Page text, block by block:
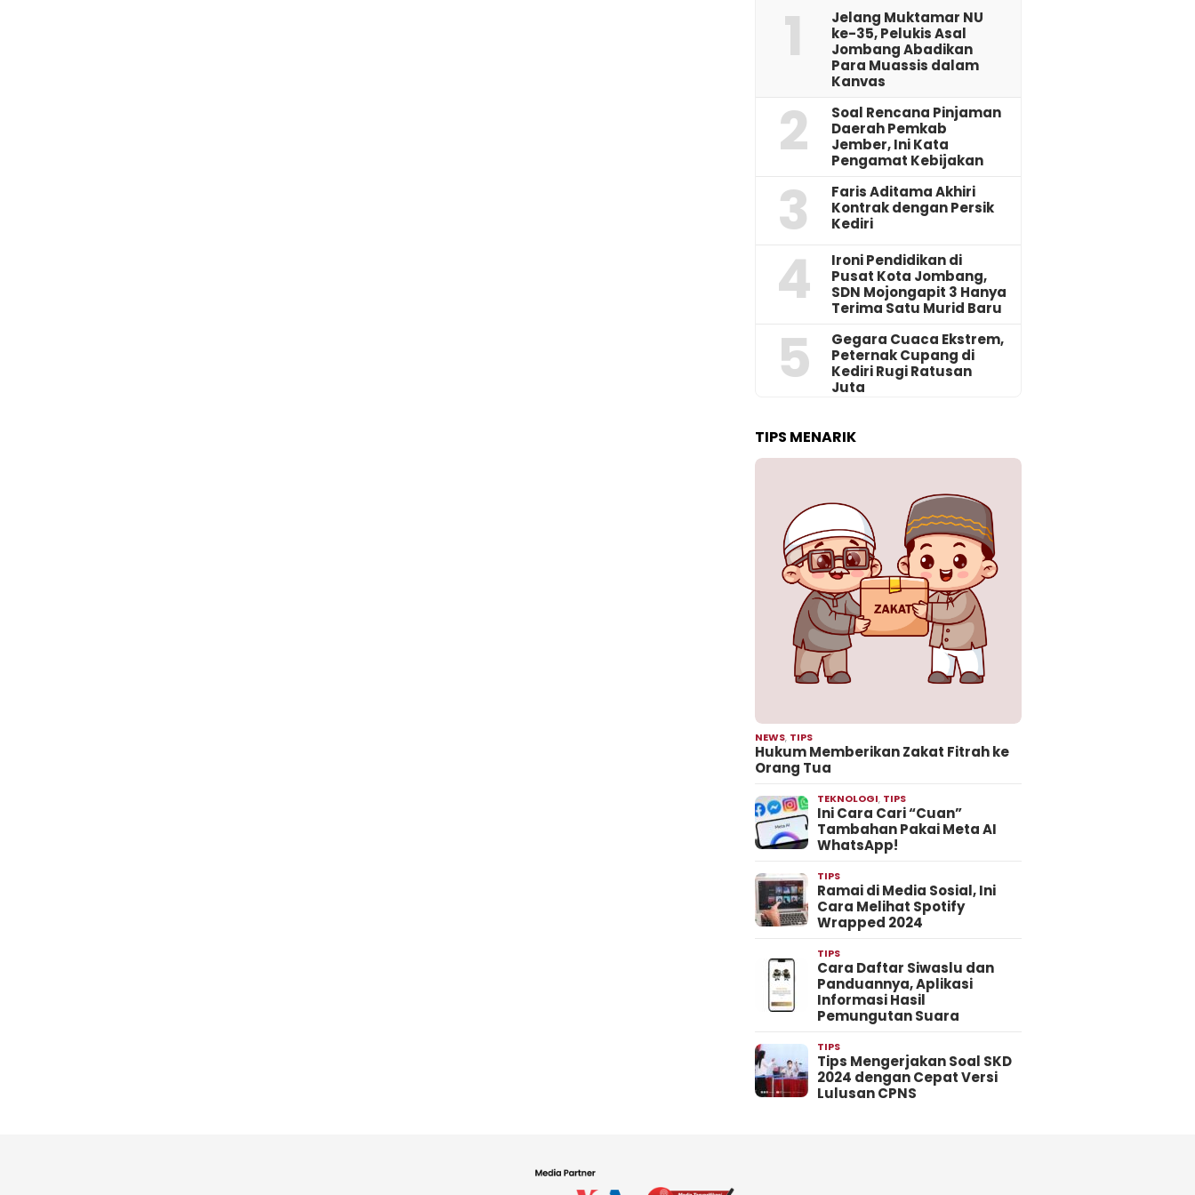
1
Jelang Muktamar NU
ke-35, Pelukis Asal
Jombang Abadikan
Para Muassis dalam
Kanvas
2
‎Soal Rencana Pinjaman
Daerah Pemkab
Jember, Ini Kata
Pengamat Kebijakan ‎
3
Faris Aditama Akhiri
Kontrak dengan Persik
Kediri
4
Ironi Pendidikan di
Pusat Kota Jombang,
SDN Mojongapit 3 Hanya
Terima Satu Murid Baru
5
‎Gegara Cuaca Ekstrem,
Peternak Cupang di
Kediri Rugi Ratusan
Juta
TIPS MENARIK
NEWS, TIPS
Hukum Memberikan Zakat Fitrah ke
Orang Tua
TEKNOLOGI, TIPS
Ini Cara Cari “Cuan”
Tambahan Pakai Meta AI
WhatsApp!
TIPS
Ramai di Media Sosial, Ini
Cara Melihat Spotify
Wrapped 2024
TIPS
Cara Daftar Siwaslu dan
Panduannya, Aplikasi
Informasi Hasil
Pemungutan Suara
TIPS
Tips Mengerjakan Soal SKD
2024 dengan Cepat Versi
Lulusan CPNS